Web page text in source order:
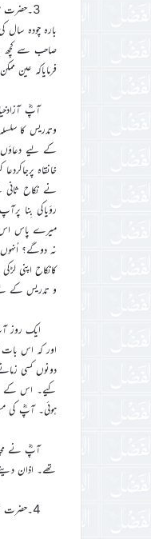
3۔حضرت
بارہ چودہ
صاحب سے کچھ
فرمایاکہ عین
آپؓ
وتدریس کا
کے لیے دعاؤں
خانقاہ
نے نکاح ثانی
رؤیاکی بِنا
میرے پاس اس
نہ دوگے؟
کانکاح اپنی
و تدریس کے لیے
ایک روز
اور کہ اس بات
دونوں کسی
کیے۔ اس کے
ہوئی۔ آپؓ کی
آپؓ نے
تھے۔ اذان
4۔حضرت محمد عظیم صاحب سہرانیؓ